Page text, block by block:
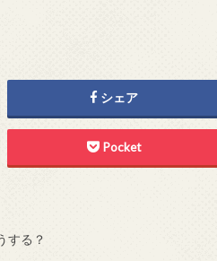
シェア
Pocket
する？